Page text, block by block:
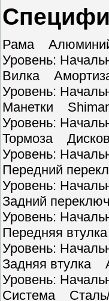
Рама
Уровень:
Вилка
Уровень:
Манетки
Уровень:
Тормоза
Уровень:
Передний
Уровень:
Задний
Уровень:
Передняя
Уровень:
Задняя втулка
Уровень:
Система